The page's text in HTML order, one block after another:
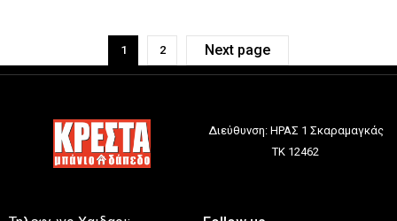
1 2 Next page
Διεύθυνση: ΗΡΑΣ 1 Σκαραμαγκάς
ΤΚ 12462